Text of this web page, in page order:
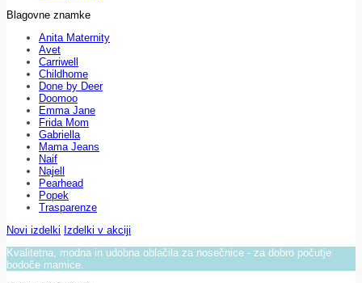
Blagovne znamke
Anita Maternity
Avet
Carriwell
Childhome
Done by Deer
Doomoo
Emma Jane
Frida Mom
Gabriella
Mama Jeans
Naif
Najell
Pearhead
Popek
Trasparenze
Novi izdelki Izdelki v akciji
Kvalitetna, modna in udobna oblačila za nosečnice - za dobro počutje
bodoče mamice.